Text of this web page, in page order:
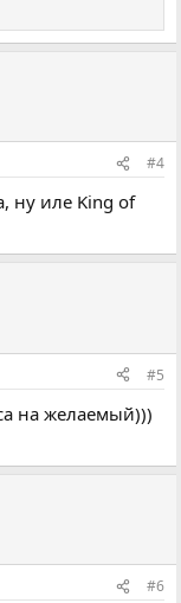
#4
ну иле King of
#5
на желаемый)))
#6